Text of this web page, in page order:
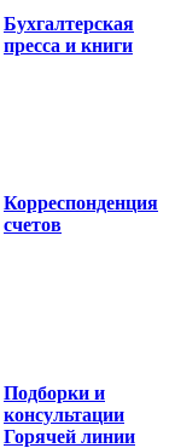
Бухгалтерская
пресса и книги
Корреспонденция
счетов
Подборки и
консультации
Горячей линии